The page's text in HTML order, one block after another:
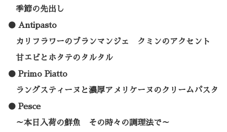
季節の先出し
Antipasto
カリフラワーのブランマンジェ クミンのアクセント
甘エビとホタテのタルタル
Primo Piatto
ラングスティーヌと濃厚アメリケーヌのクリームパスタ
Pesce
～本日入荷の鮮魚 その時々の調理法で～